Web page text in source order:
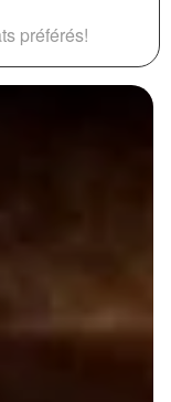
préférés!